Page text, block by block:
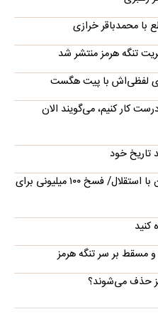
با محمدباقر خرازی
تنگه هرمز منتشر شد
لفظی‌اش با پیت هگست
درست کار کنیم، می‌گویند الان
تاریخ خود
عجیب و باورنکردنی از توافق رضاییان با استقلال/ فسخ ۱۰۰ میلیونی برای
کنید
و مسقط بر سر تنگه هرمز
حذف می‌شوند؟